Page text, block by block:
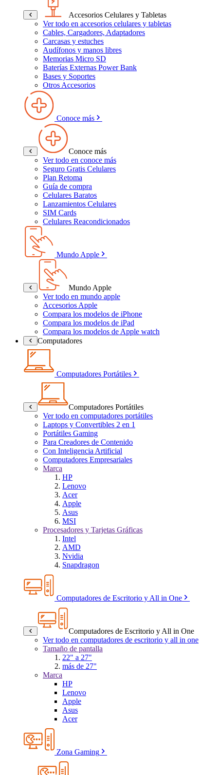
Accesorios Celulares y Tabletas
Ver todo en accesorios celulares y tabletas
Cables, Cargadores, Adaptadores
Carcasas y estuches
Audífonos y manos libres
Memorias Micro SD
Baterías Externas Power Bank
Bases y Soportes
Otros Accesorios
Conoce más
Conoce más
Ver todo en conoce más
Seguro Gratis Celulares
Plan Retoma
Guía de compra
Celulares Baratos
Lanzamientos Celulares
SIM Cards
Celulares Reacondicionados
Mundo Apple
Mundo Apple
Ver todo en mundo apple
Accesorios Apple
Compara los modelos de iPhone
Compara los modelos de iPad
Compara los modelos de Apple watch
Computadores
Computadores Portátiles
Computadores Portátiles
Ver todo en computadores portátiles
Laptops y Convertibles 2 en 1
Portátiles Gaming
Para Creadores de Contenido
Con Inteligencia Artificial
Computadores Empresariales
Marca
HP
Lenovo
Acer
Apple
Asus
MSI
Procesadores y Tarjetas Gráficas
Intel
AMD
Nvidia
Snapdragon
Computadores de Escritorio y All in One
Computadores de Escritorio y All in One
Ver todo en computadores de escritorio y all in one
Tamaño de pantalla
22" a 27"
más de 27"
Marca
HP
Lenovo
Apple
Asus
Acer
Zona Gaming